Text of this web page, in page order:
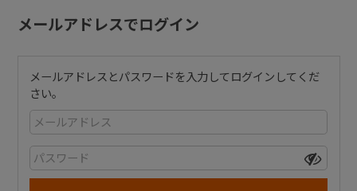
メールアドレスでログイン
メールアドレスとパスワードを入力してログインしてくだ
さい。